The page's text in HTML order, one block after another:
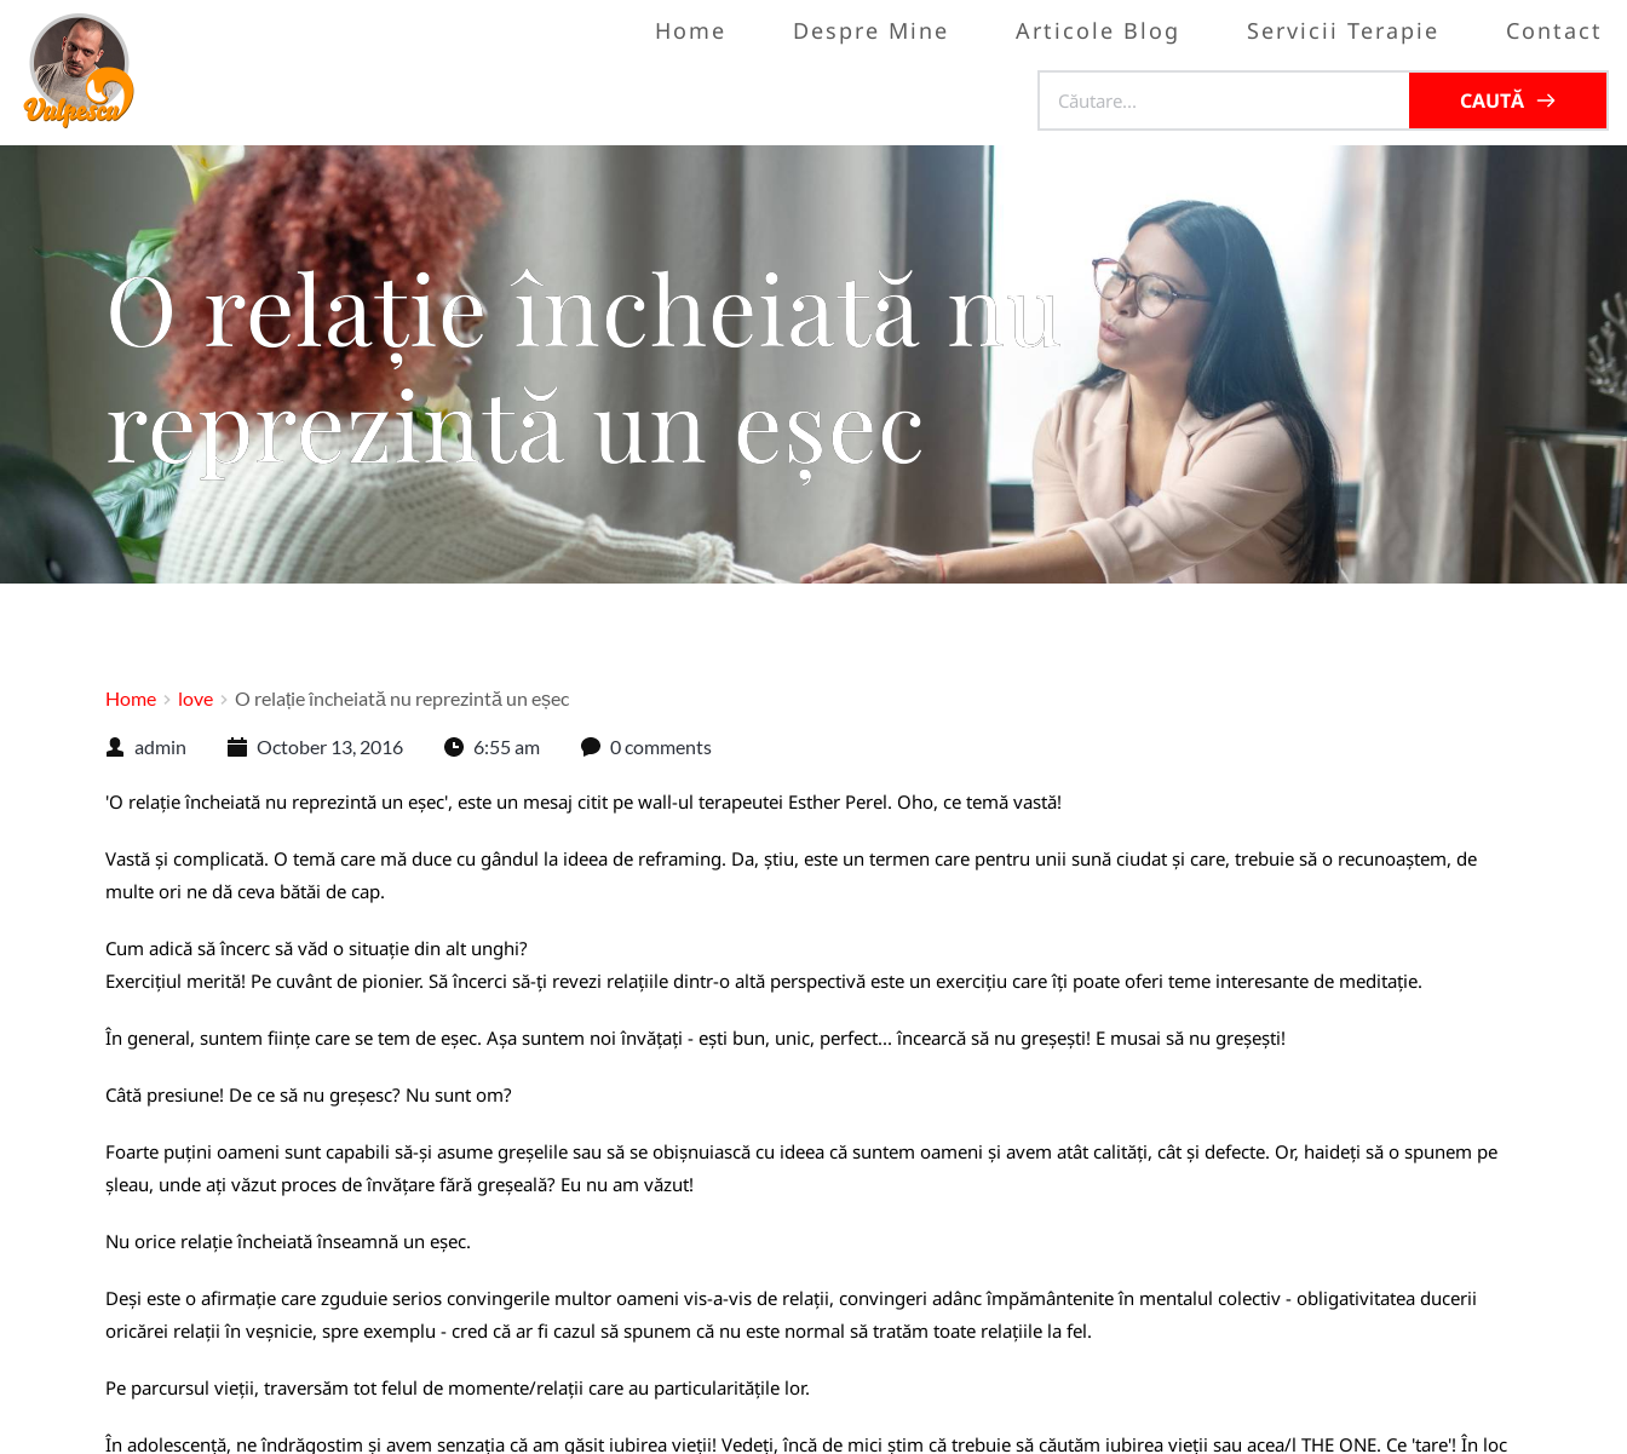
Home Despre Mine Articole Blog Servicii Terapie Contact
CAUTĂ
O relație încheiată nu
reprezintă un eșec
Home love O relație încheiată nu reprezintă un eșec
admin October 13, 2016 6:55 am 0 comments
'O relație încheiată nu reprezintă un eșec', este un mesaj citit pe wall-ul terapeutei Esther Perel. Oho, ce temă vastă!
Vastă și complicată. O temă care mă duce cu gândul la ideea de reframing. Da, știu, este un termen care pentru unii sună ciudat și care, trebuie să o recunoaștem, de
multe ori ne dă ceva bătăi de cap.
Cum adică să încerc să văd o situație din alt unghi?
Exercițiul merită! Pe cuvânt de pionier. Să încerci să-ți revezi relațiile dintr-o altă perspectivă este un exercițiu care îți poate oferi teme interesante de meditație.
În general, suntem ființe care se tem de eșec. Așa suntem noi învățați - ești bun, unic, perfect... încearcă să nu greșești! E musai să nu greșești!
Câtă presiune! De ce să nu greșesc? Nu sunt om?
Foarte puțini oameni sunt capabili să-și asume greșelile sau să se obișnuiască cu ideea că suntem oameni și avem atât calități, cât și defecte. Or, haideți să o spunem pe
șleau, unde ați văzut proces de învățare fără greșeală? Eu nu am văzut!
Nu orice relație încheiată înseamnă un eșec.
Deși este o afirmație care zguduie serios convingerile multor oameni vis-a-vis de relații, convingeri adânc împământenite în mentalul colectiv - obligativitatea ducerii
oricărei relații în veșnicie, spre exemplu - cred că ar fi cazul să spunem că nu este normal să tratăm toate relațiile la fel.
Pe parcursul vieții, traversăm tot felul de momente/relații care au particularitățile lor.
În adolescență, ne îndrăgostim și avem senzația că am găsit iubirea vieții! Vedeți, încă de mici știm că trebuie să căutăm iubirea vieții sau acea/l THE ONE. Ce 'tare'! În loc